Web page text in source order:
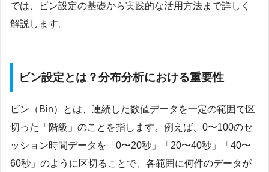
では、ビン設定の基礎から実践的な活用方法まで詳しく
解説します。
ビン設定とは？分布分析における重要性
ビン（Bin）とは、連続した数値データを一定の範囲で区
切った「階級」のことを指します。例えば、0〜100のセ
ッション時間データを「0〜20秒」「20〜40秒」「40〜
60秒」のように区切ることで、各範囲に何件のデータが